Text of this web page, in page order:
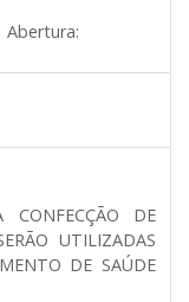
Abertura:
CONFECÇÃO DE
UTILIZADAS
DE SAÚDE